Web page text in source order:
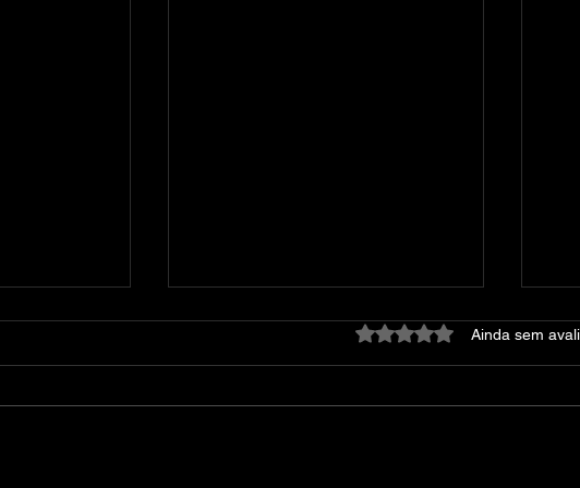
Avaliado com 0 de 5
Ainda sem